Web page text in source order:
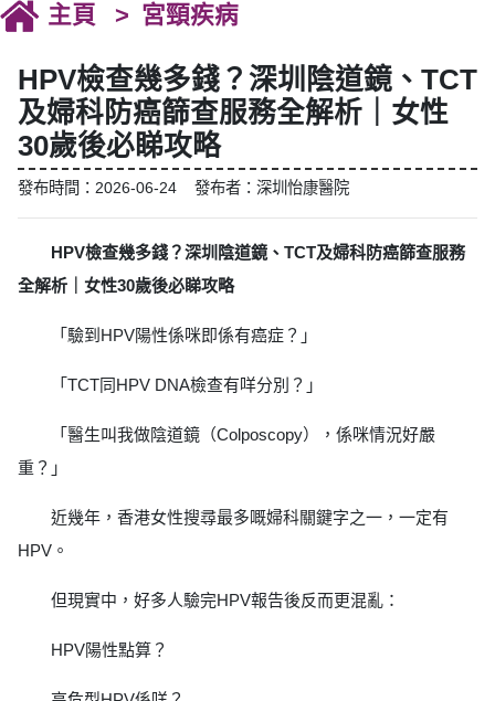
主頁 宮頸疾病
HPV檢查幾多錢？深圳陰道鏡、TCT
及婦科防癌篩查服務全解析｜女性
30歲後必睇攻略
發布時間：2026-06-24 發布者：深圳怡康醫院
HPV檢查幾多錢？深圳陰道鏡、TCT及婦科防癌篩查服務
全解析｜女性30歲後必睇攻略
「驗到HPV陽性係咪即係有癌症？」
「TCT同HPV DNA檢查有咩分別？」
「醫生叫我做陰道鏡（Colposcopy），係咪情況好嚴
重？」
近幾年，香港女性搜尋最多嘅婦科關鍵字之一，一定有
HPV。
但現實中，好多人驗完HPV報告後反而更混亂：
HPV陽性點算？